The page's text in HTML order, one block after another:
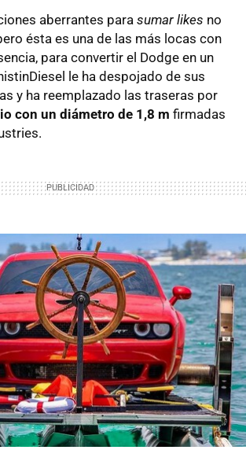
aberrantes para sumar likes no
ésta es una de las más locas con
para convertir el Dodge en un
le ha despojado de sus
y ha reemplazado las traseras por
con un diámetro de 1,8 m firmadas